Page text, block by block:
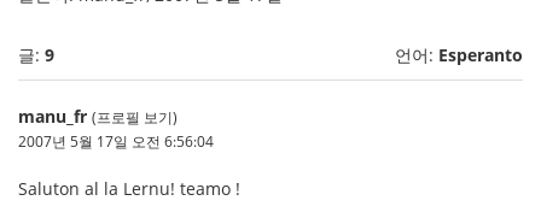
글: 9 언어: Esperanto
manu_fr (프로필 보기)
2007년 5월 17일 오전 6:56:04
Saluton al la Lernu! teamo !